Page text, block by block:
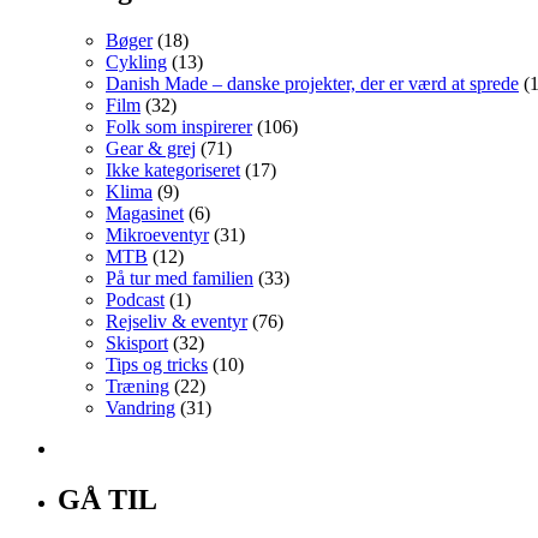
Bøger(18)
Cykling (13)
Danish Made – danske projekter, der er værd at sprede
Film (32)
Folk som inspirerer(106)
Gear & grej (71)
Ikke kategoriseret (17)
Klima (9)
Magasinet (6)
Mikroeventyr(31)
MTB (12)
På tur med familien (33)
Podcast (1)
Rejseliv & eventyr(76)
Skisport (32)
Tips og tricks (10)
Træning (22)
Vandring (31)
GÅ TIL